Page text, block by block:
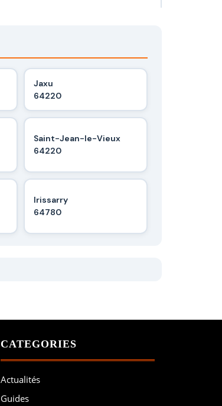
Jaxu
64220
Saint-Jean-le-Vieux
64220
Irissarry
64780
CATEGORIES
Actualités
Guides